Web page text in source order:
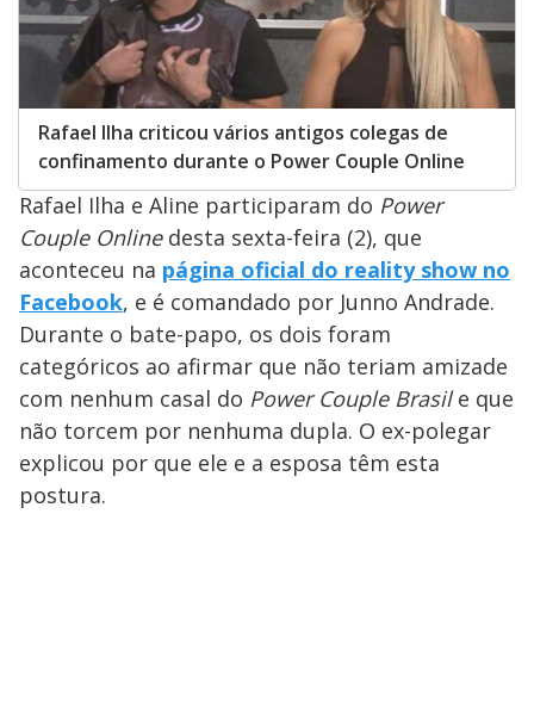
Rafael Ilha criticou vários antigos colegas de
confinamento durante o Power Couple Online
Rafael Ilha e Aline participaram do Power
Couple Onlinedesta sexta-feira (2), que
aconteceu na página oficial do reality show no
Facebook, e é comandado por Junno Andrade.
Durante o bate-papo, os dois foram
categóricos ao afirmar que não teriam amizade
com nenhum casal do Power Couple Brasile que
não torcem por nenhuma dupla. O ex-polegar
explicou por que ele e a esposa têm esta
postura.